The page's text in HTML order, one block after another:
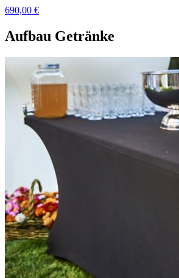
690,00 €
Aufbau Getränke